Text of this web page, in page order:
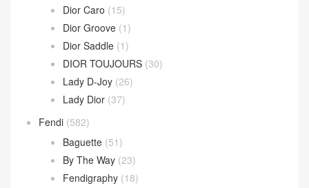
Celine(340)
Chanel(669)
Dior
(508)
30 Montaigne(9)
Dior Bobby (4)
Dior Book Tote
Dior Caro
Dior Groove(1)
Dior Saddle(1)
DIOR TOUJOURS